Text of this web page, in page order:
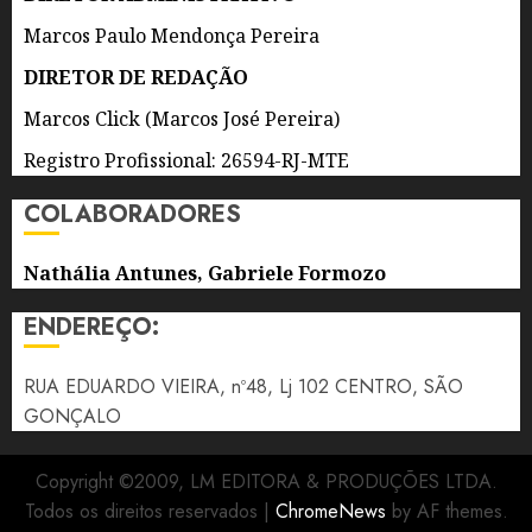
AGOSTO
DE 2026
0
Marcos Paulo Mendonça Pereira
DIRETOR DE REDAÇÃO
Marcos Click (Marcos José Pereira)
Registro Profissional: 26594-RJ-MTE
COLABORADORES
Nathália Antunes, Gabriele Formozo
ENDEREÇO:
RUA EDUARDO VIEIRA, nº48, Lj 102 CENTRO, SÃO
GONÇALO
Copyright ©2009, LM EDITORA & PRODUÇÕES LTDA.
Todos os direitos reservados | ChromeNews by AF themes.